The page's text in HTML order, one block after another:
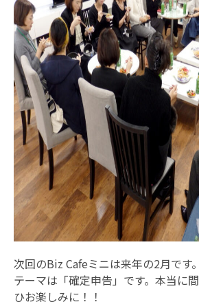
次回のBiz Cafeミニは来年の2月です。
テーマは「確定申告」です。本当に
ひお楽しみに！！